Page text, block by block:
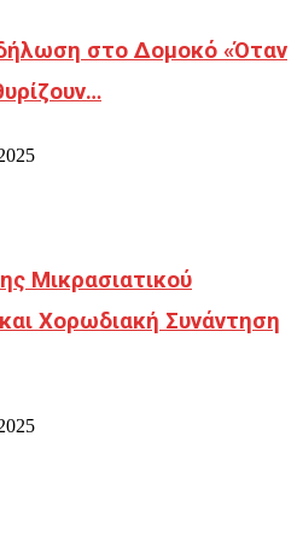
στο Δομοκό «Όταν
Μικρασιατικού
Χορωδιακή Συνάντηση